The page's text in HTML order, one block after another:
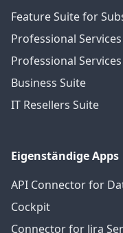
Feature Suite for
Professional
Professional
Business Suite
IT Resellers Suite
Eigenständige Apps
API Connector for
Cockpit
Connector for Jira